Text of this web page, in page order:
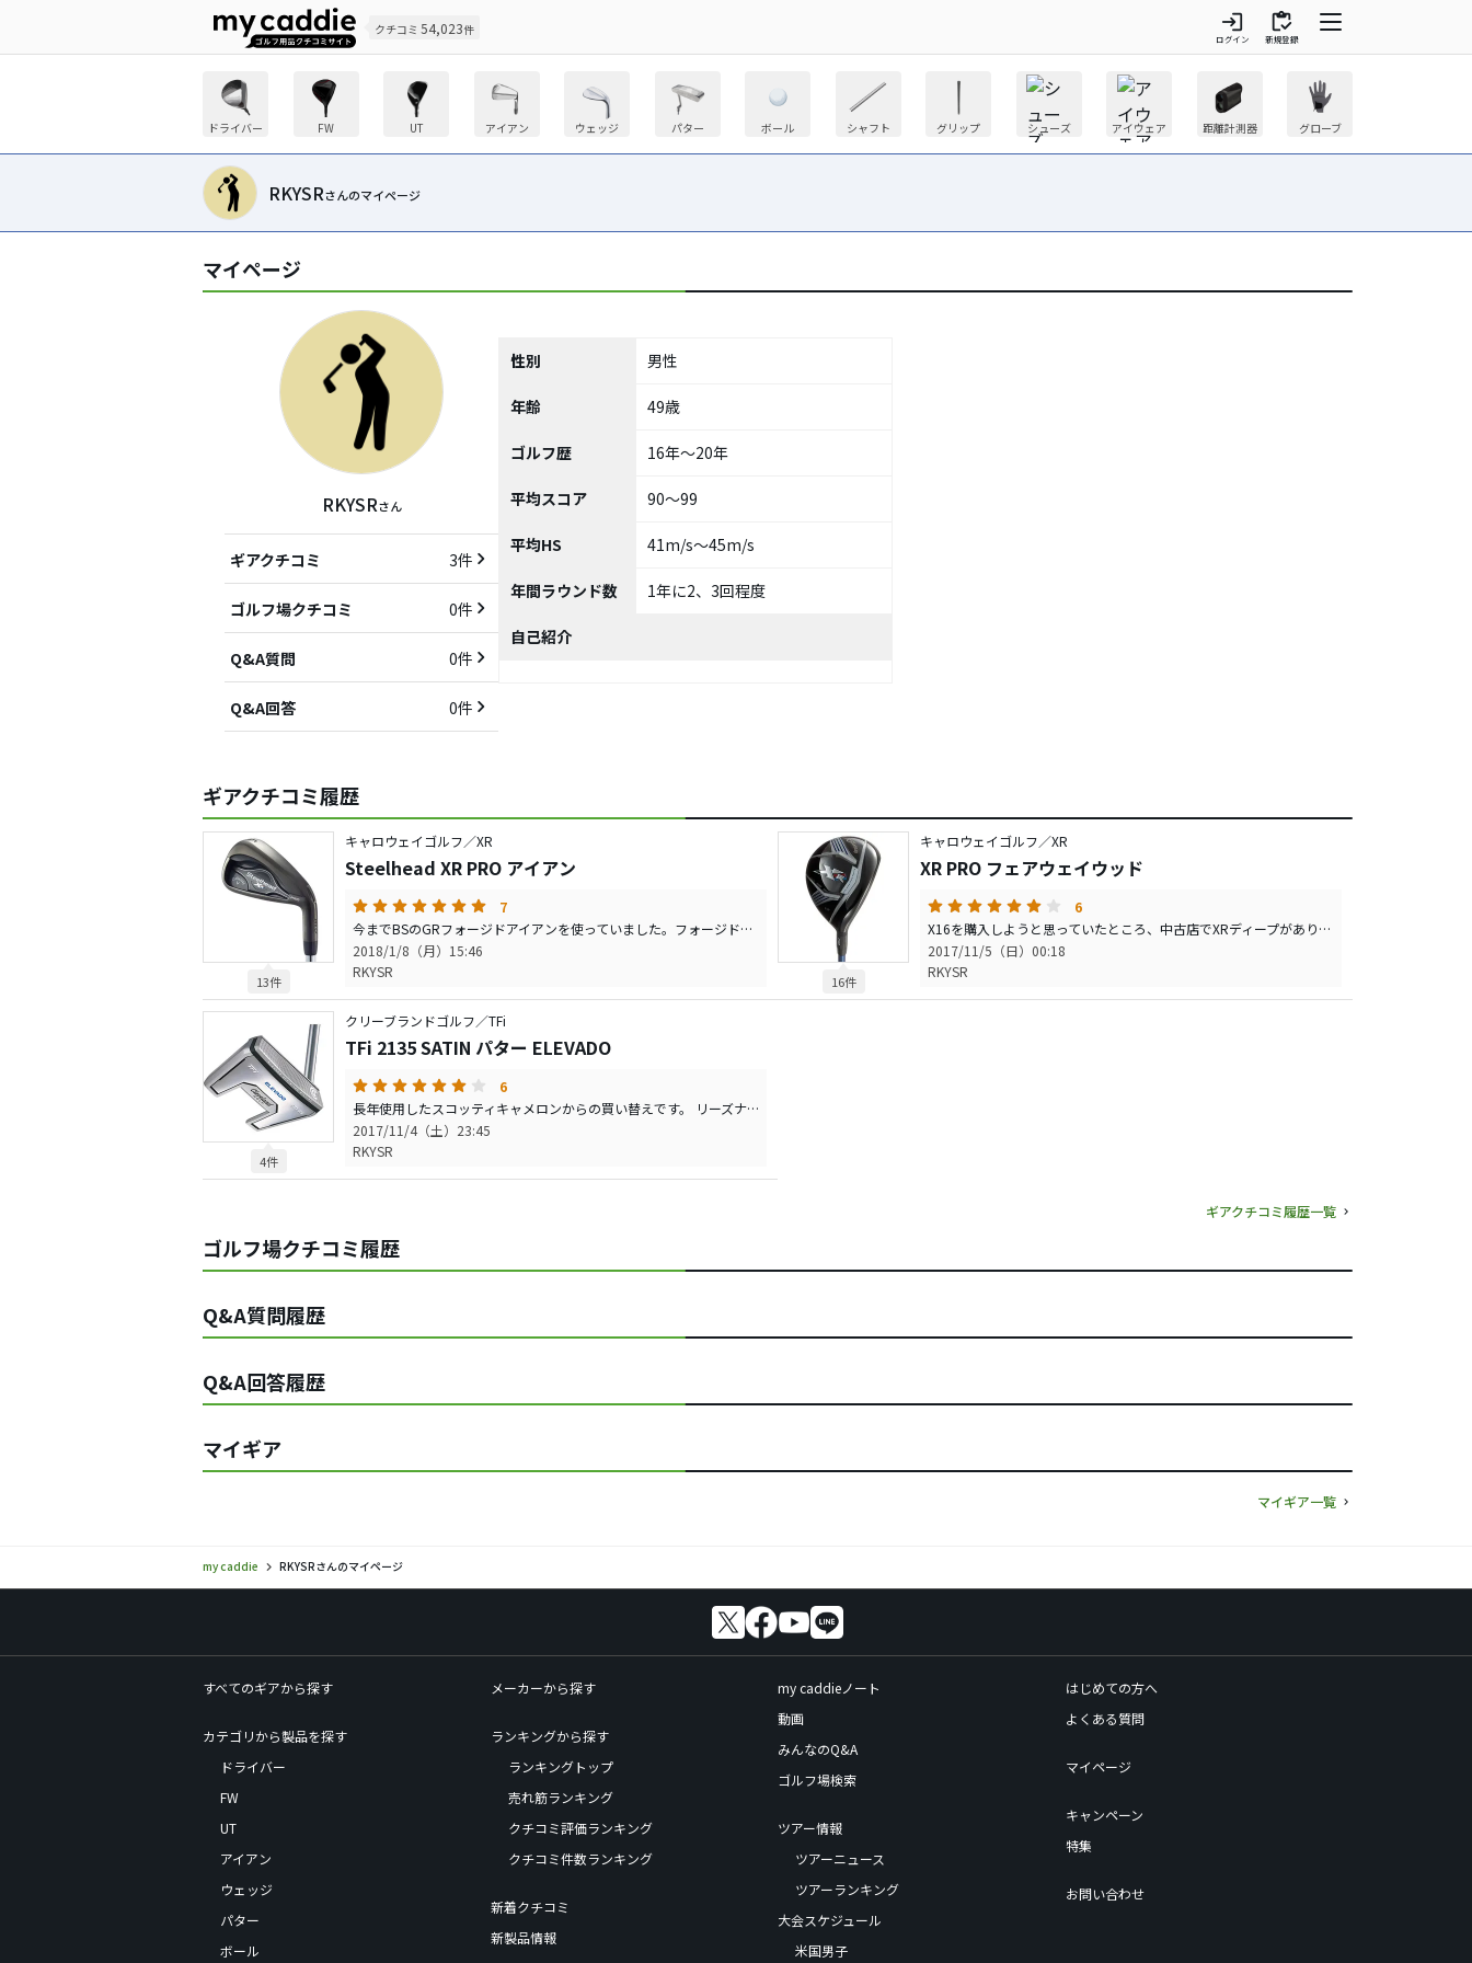
クチコミ 54,023件 login
ログイン
inventory
新規登録
ドライバー FW UT アイアン ウェッジ パター ボール シャフト グリップ シューズ アイウェア 距離計測器 グローブ
RKYSRさんのマイページ
マイページ
RKYSRさん
ギアクチコミ 3件
ゴルフ場クチコミ 0件
Q&A質問 0件
Q&A回答 0件
性別 男性
年齢 49歳
ゴルフ歴 16年～20年
平均スコア 90～99
平均HS 41m/s～45m/s
年間ラウンド数 1年に2、3回程度
自己紹介
ギアクチコミ履歴
13件
キャロウェイゴルフ／XR
Steelhead XR PRO アイアン
7
今までBSのGRフォージドアイアンを使っていました。フォージドアイアンの方が打感は柔らかく、ボールが乗る感覚がありますが、XRproアイアンは打感はしっかりしており、ボールが捕まって勝手に飛んでいく感覚があります。初速が半端なく速いため、飛距離・方向性共に抜群です。 とにかくゴルフのアイアンの技術の進歩に驚いてます。 欠点は ?PWのロフトが45°あり、少々飛び過ぎるため、現在所有している52°,58°のウェッジではロフトの間隔が開きすぎていること。(50°、56°のマックダディを購入しなきゃいけませんね。) ?5番アイアンが180ヤード近く飛ぶため、所有していたGRの4UTと距離が被っているので、どちらかを外す必要があること。(やはり4UTの方が安心感はありますが、5番アイアンの方が方向性はいいです。高さもよく出るので、どちらを外すか悩んでいます。)
2018/1/8（月）15:46
RKYSR
16件
キャロウェイゴルフ／XR
XR PRO フェアウェイウッド
6
X16を購入しようと思っていたところ、中古店でXRディープがあり試打してみました。ティーショット用として使えないか試打したところ、んっ？というくらい打感が良く良い音が出ました。即購入し、早速コースで使用したところ、これが面白いほどよく飛びます。14°ディープのため、ティーショット用と割り切って使ってますが、フェースが開いているため、引っかけを恐れることもなく、240〜250は飛びます。ドライバーよりも方向性が増すため、スコアもまとまるようになりました。残念なのはドライバーを使わなくなったため、ドライバーが宝の持ち腐れになったことですかね？フェアウェイからはボールが上がらないので、もう一本17°を入れてます。
2017/11/5（日）00:18
RKYSR
4件
クリーブランドゴルフ／TFi
TFi 2135 SATIN パター ELEVADO
6
長年使用したスコッティキャメロンからの買い替えです。 リーズナブルで、他の人のパターと違いを出したいと思い、購入しました。 コースで使用したところ、とにかく構えやすいです。今までオデッセイやテーラーメイドなど、試しましたが、とにかく芯でパッティングできるため、転がりもよく、方向性も向上しました。目印の突起？があるため、集中力も増し、ヘッドアップも減り、安定したパッティングができるようになりました。 これからは、パッティングがますます楽しみです。
2017/11/4（土）23:45
RKYSR
ギアクチコミ履歴一覧
ゴルフ場クチコミ履歴
Q&A質問履歴
Q&A回答履歴
マイギア
マイギア一覧
my caddie RKYSRさんのマイページ
すべてのギアから探す
カテゴリから製品を探す
ドライバー
FW
UT
アイアン
ウェッジ
パター
ボール
メーカーから探す
ランキングから探す
ランキングトップ
売れ筋ランキング
クチコミ評価ランキング
クチコミ件数ランキング
新着クチコミ
新製品情報
my caddieノート
動画
みんなのQ&A
ゴルフ場検索
ツアー情報
ツアーニュース
ツアーランキング
大会スケジュール
米国男子
はじめての方へ
よくある質問
マイページ
キャンペーン
特集
お問い合わせ